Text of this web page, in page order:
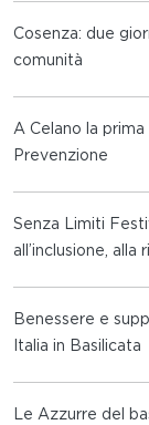
Cosenza: due
comunità
A Celano la
Prevenzione
Senza Limiti
all’inclusione, alla
Benessere e
Italia in Basilicata
Le Azzurre del